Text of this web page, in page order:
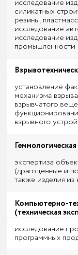
исследование
силикатных
резины,
исследование
исследование
промышленности
установление
механизма
взрывчатого
взрывного
экспертиза
(драгоценные и
также изделия
Компьютерно-
(техническая
исследование
программных